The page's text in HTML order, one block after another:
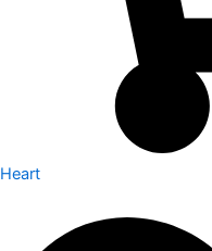
Heart